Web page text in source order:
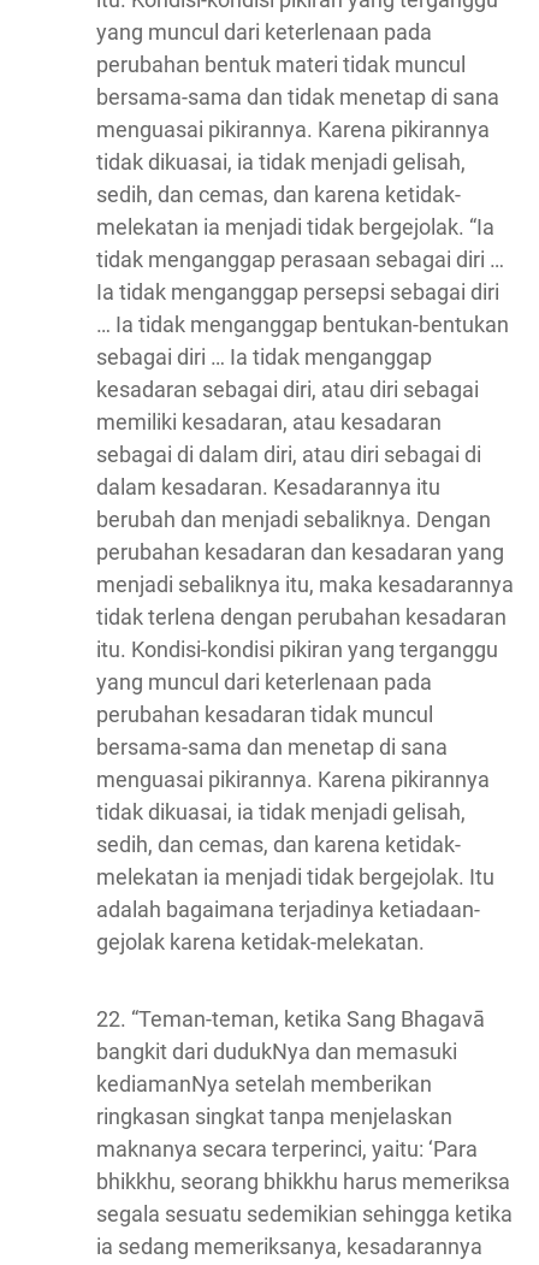
yang muncul dari keterlenaan pada
perubahan bentuk materi tidak muncul
bersama-sama dan tidak menetap di sana
menguasai pikirannya. Karena pikirannya
tidak dikuasai, ia tidak menjadi gelisah,
sedih, dan cemas, dan karena ketidak-
melekatan ia menjadi tidak bergejolak. “Ia
tidak menganggap perasaan sebagai diri …
Ia tidak menganggap persepsi sebagai diri
… Ia tidak menganggap bentukan-bentukan
sebagai diri … Ia tidak menganggap
kesadaran sebagai diri, atau diri sebagai
memiliki kesadaran, atau kesadaran
sebagai di dalam diri, atau diri sebagai di
dalam kesadaran. Kesadarannya itu
berubah dan menjadi sebaliknya. Dengan
perubahan kesadaran dan kesadaran yang
menjadi sebaliknya itu, maka kesadarannya
tidak terlena dengan perubahan kesadaran
itu. Kondisi-kondisi pikiran yang terganggu
yang muncul dari keterlenaan pada
perubahan kesadaran tidak muncul
bersama-sama dan menetap di sana
menguasai pikirannya. Karena pikirannya
tidak dikuasai, ia tidak menjadi gelisah,
sedih, dan cemas, dan karena ketidak-
melekatan ia menjadi tidak bergejolak. Itu
adalah bagaimana terjadinya ketiadaan-
gejolak karena ketidak-melekatan.
22. “Teman-teman, ketika Sang Bhagavā
bangkit dari dudukNya dan memasuki
kediamanNya setelah memberikan
ringkasan singkat tanpa menjelaskan
maknanya secara terperinci, yaitu: ‘Para
bhikkhu, seorang bhikkhu harus memeriksa
segala sesuatu sedemikian sehingga ketika
ia sedang memeriksanya, kesadarannya